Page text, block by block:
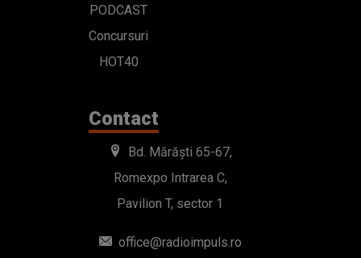
PODCAST
Concursuri
HOT40
Contact
Bd. Mărăști 65-67,
Romexpo Intrarea C,
Pavilion T, sector 1
office@radioimpuls.ro